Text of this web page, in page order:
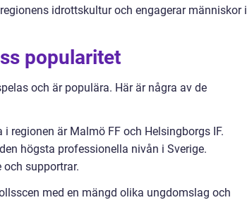
idrottskultur och engagerar människor i
popularitet
och är populära. Här är några av de
regionen är Malmö FF och Helsingborgs IF.
högsta professionella nivån i Sverige.
supportrar.
med en mängd olika ungdomslag och